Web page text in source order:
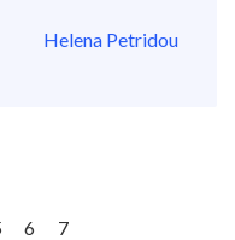
Helena Petridou
6 7